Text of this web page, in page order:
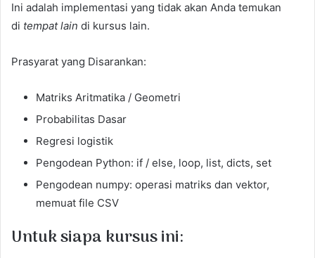
Ini adalah implementasi yang tidak akan Anda temukan
di tempat lain di kursus lain.
Prasyarat yang Disarankan:
Matriks Aritmatika / Geometri
Probabilitas Dasar
Regresi logistik
Pengodean Python: if / else, loop, list, dicts, set
Pengodean numpy: operasi matriks dan vektor,
memuat file CSV
Untuk siapa kursus ini: